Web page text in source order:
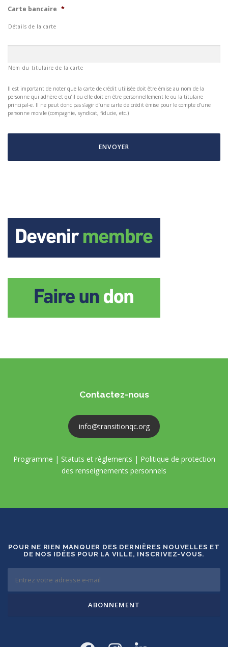
Carte bancaire *
Détails de la carte
Nom du titulaire de la carte
Il est important de noter que la carte de crédit utilisée doit être émise au nom de la
personne qui adhère et qu’il ou elle doit en être personnellement le ou la titulaire
principal-e. Il ne peut donc pas s’agir d’une carte de crédit émise pour le compte d’une
personne morale (compagnie, syndicat, fiducie, etc.)
Contactez-nous
info@transitionqc.org
Programme | Statuts et règlements | Politique de protection
des renseignements personnels
POUR NE RIEN MANQUER DES DERNIÈRES NOUVELLES ET
DE NOS IDÉES POUR LA VILLE, INSCRIVEZ-VOUS.